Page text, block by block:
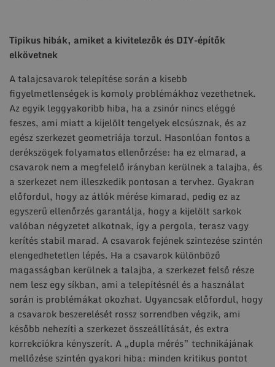
Tipikus hibák, amiket a kivitelezők és DIY-építők
elkövetnek
A talajcsavarok telepítése során a kisebb
figyelmetlenségek is komoly problémákhoz vezethetnek.
Az egyik leggyakoribb hiba, ha a zsinór nincs eléggé
feszes, ami miatt a kijelölt tengelyek elcsúsznak, és az
egész szerkezet geometriája torzul. Hasonlóan fontos a
derékszögek folyamatos ellenőrzése: ha ez elmarad, a
csavarok nem a megfelelő irányban kerülnek a talajba, és
a szerkezet nem illeszkedik pontosan a tervhez. Gyakran
előfordul, hogy az átlók mérése kimarad, pedig ez az
egyszerű ellenőrzés garantálja, hogy a kijelölt sarkok
valóban négyzetet alkotnak, így a pergola, terasz vagy
kerítés stabil marad. A csavarok fejének szintezése szintén
elengedhetetlen lépés. Ha a csavarok különböző
magasságban kerülnek a talajba, a szerkezet felső része
nem lesz egy síkban, ami a telepítésnél és a használat
során is problémákat okozhat. Ugyancsak előfordul, hogy
a csavarok beszerelését rossz sorrendben végzik, ami
később nehezíti a szerkezet összeállítását, és extra
korrekciókra kényszerít. A „dupla mérés” technikájának
mellőzése szintén gyakori hiba: minden kritikus pontot